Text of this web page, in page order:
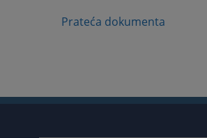
Prateća dokumenta